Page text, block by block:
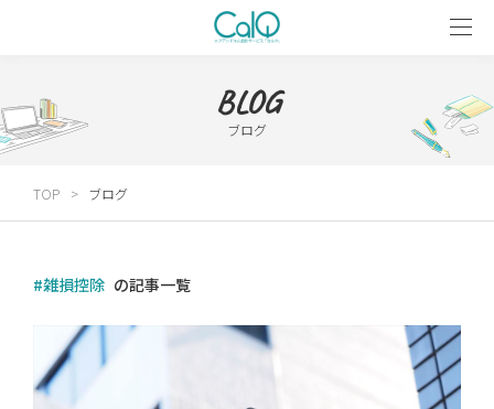
BLOG
ブログ
TOP ブログ
#雑損控除 の記事一覧